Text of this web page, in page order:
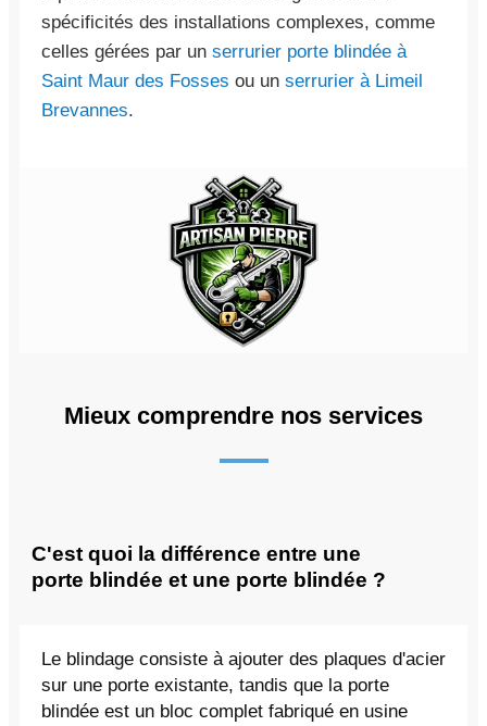
spécificités des installations complexes, comme
celles gérées par un serrurier porte blindée à
Saint Maur des Fosses ou un serrurier à Limeil
Brevannes.
Mieux comprendre nos services
C'est quoi la différence entre une
porte blindée et une porte blindée ?
Le blindage consiste à ajouter des plaques d'acier
sur une porte existante, tandis que la porte
blindée est un bloc complet fabriqué en usine